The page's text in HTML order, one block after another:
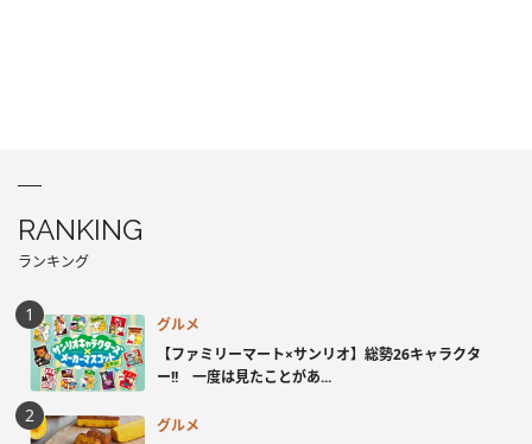
RANKING
ランキング
グルメ
【ファミリーマート×サンリオ】総勢26キャラクタ
ー!! 一度は見たことがあ...
グルメ